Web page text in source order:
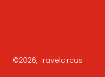
©2026, Travelcircus